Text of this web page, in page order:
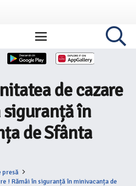
de cazare
siguranță în
de Sfânta
presă
! Rămâi în siguranță în minivacanța de